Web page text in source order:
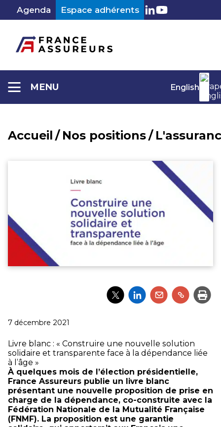
contenu
Agenda Espace adhérents LinkedIn
Youtube
MENU English
Accueil / Nos positions/
Partager
l'article
Partager
l'article
Partager
l'article
Partager
l'article
Publié
7 décembre 2021
Livre blanc : « Construire une nouvelle solution
solidaire et transparente face à la dépendance liée
à l’âge »
À quelques mois de l’élection présidentielle,
France Assureurs publie un livre blanc
présentant une nouvelle proposition de prise en
charge de la dépendance, co-construite avec la
Fédération Nationale de la Mutualité Française
(FNMF). La proposition est une garantie